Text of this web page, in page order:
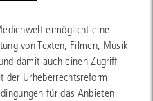
ermöglicht eine
von Texten, Filmen, Musik
damit auch einen Zugriff
der Urheberrechtsreform
für das Anbieten